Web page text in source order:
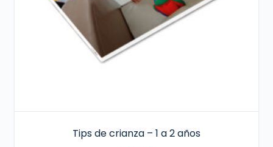
Tips de crianza – 1 a 2 años